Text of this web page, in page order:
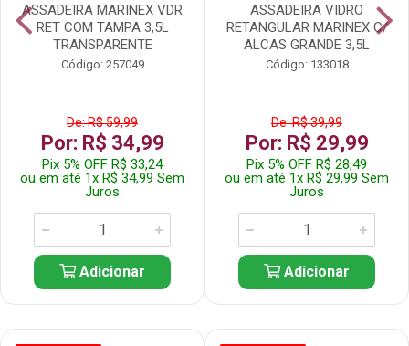
ASSADEIRA MARINEX VDR
RET COM TAMPA 3,5L
TRANSPARENTE
Código: 257049
De: R$ 59,99
Por: R$ 34,99
Pix 5% OFF R$ 33,24
ou em até 1x R$ 34,99 Sem
Juros
Adicionar
ASSADEIRA VIDRO
RETANGULAR MARINEX C/
ALCAS GRANDE 3,5L
Código: 133018
De: R$ 39,99
Por: R$ 29,99
Pix 5% OFF R$ 28,49
ou em até 1x R$ 29,99 Sem
Juros
Adicionar